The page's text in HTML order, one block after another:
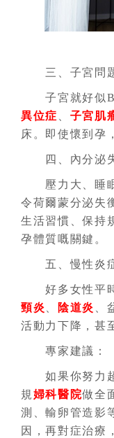
三、子宮問題
子宮就好似
異位症
子宮肌
床。即使懷到孕
四、內分泌失
壓力大、睡眠
令荷爾蒙分泌失
生活習慣、保持
孕體質嘅關鍵。
五、慢性炎症
好多女性平時
頸炎
陰道炎
活動力下降，甚
專家建議：
如果你努力超
規 婦科醫院做全
測、輸卵管造影
因，再對症治療